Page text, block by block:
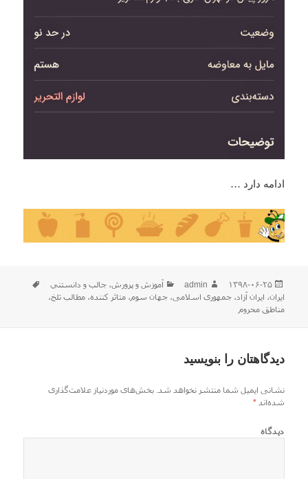
ادامه دارد …
ارسال
شده
در
۱۳۹۸-۰۶-۲۵ نویسنده
admin دسته‌ها
آموزش و پرورش،جالب و دانستني
ایران، ایران آزاد،جمهوری اسلامی،جهان سوم،متاثر کننده،مطالب تلخ،
مناطق محروم
دیدگاهتان را بنویسید
نشانی ایمیل شما منتشر نخواهد شد. بخش‌های موردنیاز علامت‌گذاری
شده‌اند*
دیدگاه